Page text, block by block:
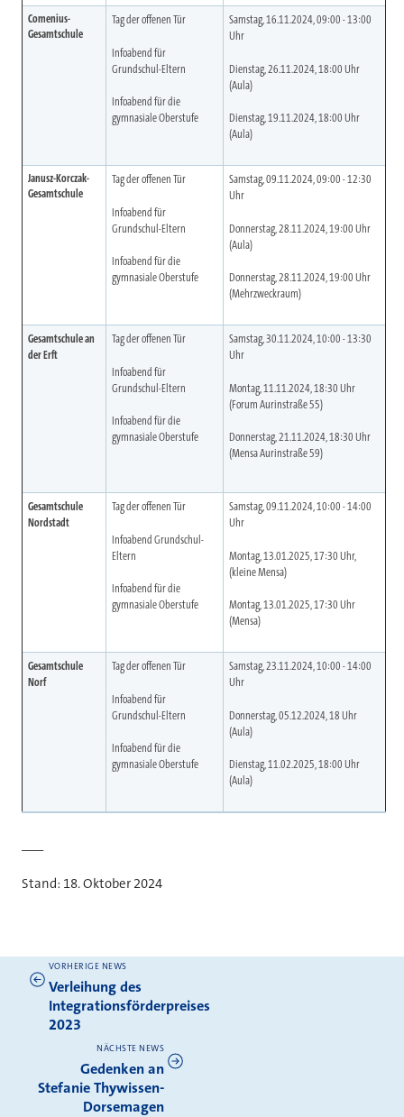
Comenius-
Gesamtschule
Tag der offenen Tür
Infoabend für
Grundschul-Eltern
Infoabend für die
gymnasiale Oberstufe
Samstag, 16.11.2024, 09:00 - 13:00
Uhr
Dienstag, 26.11.2024, 18:00 Uhr
(Aula)
Dienstag, 19.11.2024, 18:00 Uhr
(Aula)
Janusz-Korczak-
Gesamtschule
Tag der offenen Tür
Infoabend für
Grundschul-Eltern
Infoabend für die
gymnasiale Oberstufe
Samstag, 09.11.2024, 09:00 - 12:30
Uhr
Donnerstag, 28.11.2024, 19:00 Uhr
(Aula)
Donnerstag, 28.11.2024, 19:00 Uhr
(Mehrzweckraum)
Gesamtschule an
der Erft
Tag der offenen Tür
Infoabend für
Grundschul-Eltern
Infoabend für die
gymnasiale Oberstufe
Samstag, 30.11.2024, 10:00 - 13:30
Uhr
Montag, 11.11.2024, 18:30 Uhr
(Forum Aurinstraße 55)
Donnerstag, 21.11.2024, 18:30 Uhr
(Mensa Aurinstraße 59)
Gesamtschule
Nordstadt
Tag der offenen Tür
Infoabend Grundschul-
Eltern
Infoabend für die
gymnasiale Oberstufe
Samstag, 09.11.2024, 10:00 - 14:00
Uhr
Montag, 13.01.2025, 17:30 Uhr,
(kleine Mensa)
Montag, 13.01.2025, 17:30 Uhr
(Mensa)
Gesamtschule
Norf
Tag der offenen Tür
Infoabend für
Grundschul-Eltern
Infoabend für die
gymnasiale Oberstufe
Samstag, 23.11.2024, 10:00 - 14:00
Uhr
Donnerstag, 05.12.2024, 18 Uhr
(Aula)
Dienstag, 11.02.2025, 18:00 Uhr
(Aula)
Stand: 18. Oktober 2024
Weitere News
VORHERIGE NEWS
Verleihung des
Integrationsförderpreises
2023
NÄCHSTE NEWS
Gedenken an
Stefanie Thywissen-
Dorsemagen